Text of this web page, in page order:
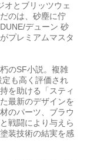
オとブリッツウェ
のは、砂塵に佇
デューン 砂
プレミアムマスタ
のSF小説。複雑
も高く評価され
を助ける「スティ
最新のデザインを
のパーツ、ブラウ
戦闘により与えら
装技術の結実を感